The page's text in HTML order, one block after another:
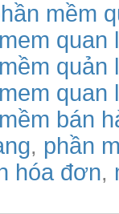
mềm
quan
quản
quan
bán
, phần
hóa đơn,